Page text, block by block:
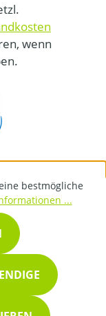
wenn
bestmögliche
...